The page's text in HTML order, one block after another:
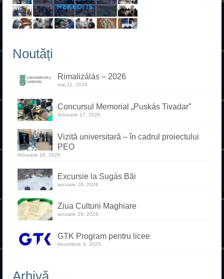
Noutăți
Rimalizálás – 2026
mai 11, 2026
Concursul Memorial „Puskás Tivadar”
februarie 17, 2026
Vizită universitară – în cadrul proiectului
PEO
februarie 16, 2026
Excursie la Sugás Băi
ianuarie 28, 2026
Ziua Culturii Maghiare
ianuarie 26, 2026
GTK Program pentru licee
decembrie 9, 2025
Arhivă